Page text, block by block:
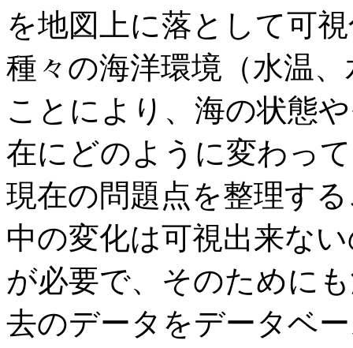
を地図上に落として可
種々の海洋環境（水温
ことにより、海の状態
在にどのように変わっ
現在の問題点を整理す
中の変化は可視出来な
が必要で、そのために
去のデータをデータベ